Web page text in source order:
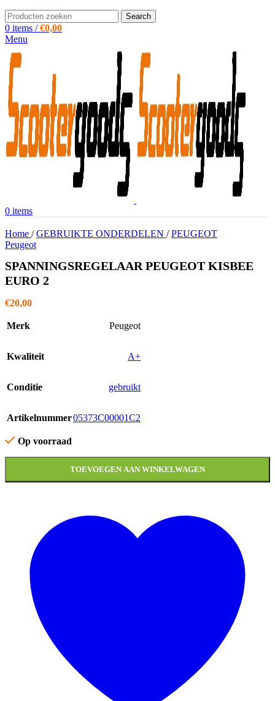
Search
0 items / €0,00
Menu
0 items
Home / GEBRUIKTE ONDERDELEN / PEUGEOT
Peugeot
SPANNINGSREGELAAR PEUGEOT KISBEE
EURO 2
€20,00
Merk Peugeot
Kwaliteit A+
Conditie gebruikt
Artikelnummer05373C00001C2
Op voorraad
TOEVOEGEN AAN WINKELWAGEN